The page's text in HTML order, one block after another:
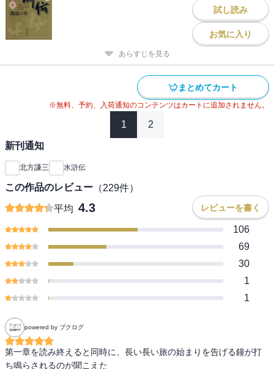
試し読み
お気に入り
あらすじを見る
まとめてカート
※無料、予約、入荷通知のコンテンツはカートに追加されません。
1 2
新刊通知
北方謙三 水滸伝
この作品のレビュー （229件）
平均 4.3 レビューを書く
106
69
30
1
1
powered by ブクログ
第一章を読み終えると同時に、長い長い旅の始まりを告げる鐘が打
ち鳴らされるのが聞こえた